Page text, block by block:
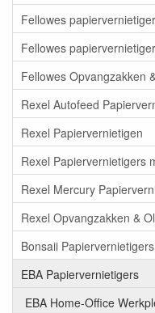
Fellowes
Fellowes
Fellowes Opvangzakken
Rexel Autofeed
Rexel Papiervernietigen
Rexel Papiervernietigers
Rexel Mercury
Rexel Opvangzakken &
Bonsaii Papiervernietigers
EBA Papiervernietigers
EBA Home-Office